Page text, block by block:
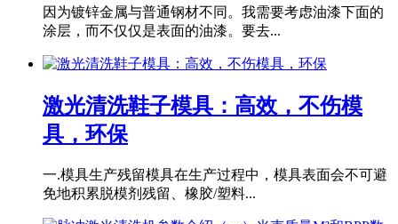
因为镀锌金属与普通钢材不同。我需要考虑油漆下面的
涂层，而不仅仅是表面的油漆。要去...
激光清洗鞋子模具：高效，不伤模
具，环保
一.模具生产残留模具在生产过程中，模具表面会不可避
免地积累脱模剂残留、橡胶/塑料...